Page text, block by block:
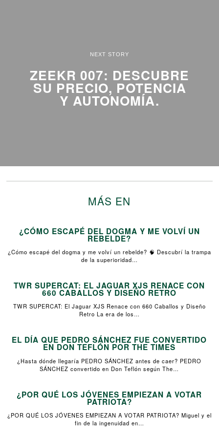
NEXT STORY
ZEEKR 007: DESCUBRE
SU PRECIO, POTENCIA
Y AUTONOMÍA.
MÁS EN
¿CÓMO ESCAPÉ DEL DOGMA Y ME VOLVÍ UN
REBELDE?
¿Cómo escapé del dogma y me volví un rebelde? 🧠 Descubrí la trampa
de la superioridad…
TWR SUPERCAT: EL JAGUAR XJS RENACE CON
660 CABALLOS Y DISEÑO RETRO
TWR SUPERCAT: El Jaguar XJS Renace con 660 Caballos y Diseño
Retro La era de los…
EL DÍA QUE PEDRO SÁNCHEZ FUE CONVERTIDO
EN DON TEFLÓN POR THE TIMES
¿Hasta dónde llegaría PEDRO SÁNCHEZ antes de caer? PEDRO
SÁNCHEZ convertido en Don Teflón según The…
¿POR QUÉ LOS JÓVENES EMPIEZAN A VOTAR
PATRIOTA?
¿POR QUÉ LOS JÓVENES EMPIEZAN A VOTAR PATRIOTA? Miguel y el
fin de la ingenuidad en…